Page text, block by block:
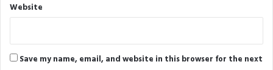
Website
Save my name, email, and website in this browser for the next